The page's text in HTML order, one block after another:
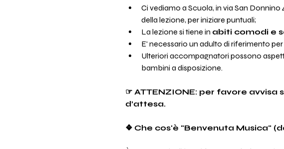
Ci vediamo a Scuola, in via San
della lezione, per iniziare puntuali;
La lezione si tiene in abiti comodi e
E' necessario un adulto di riferimento
Ulteriori accompagnatori possono
bambini a disposizione.
☞ ATTENZIONE: per favore avvisa
d’attesa.
❖ Che cos'è "Benvenuta Musica"